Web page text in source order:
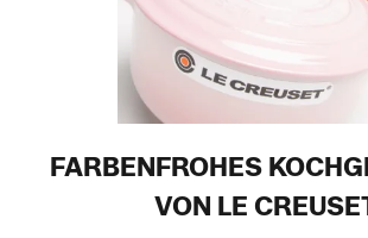
FARBENFROHES
VON LE